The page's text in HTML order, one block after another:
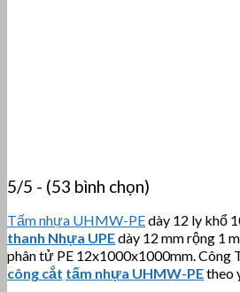
5/5 - (53 bình chọn)
Tấm nhựa UHMW-PEdày 12 ly khổ
thanh Nhựa UPEdày 12 mm rộng 1
phân tử PE 12x1000x1000mm. Công
công cắt tấm nhựa UHMW-PEtheo